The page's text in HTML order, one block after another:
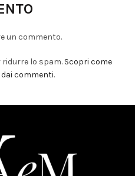
un commento.
lo spam. Scopri come
commenti.